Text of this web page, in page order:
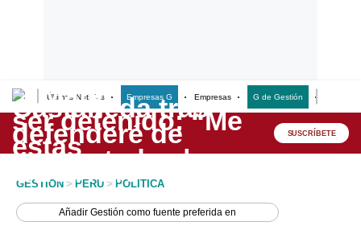
Últimas Noticias Empresas G Empresas G de Gestión
Lo último
Peru Quiosco SUSCRÍBETE
GESTION > PERU > POLITICA
AñadirGestión como fuente preferida en